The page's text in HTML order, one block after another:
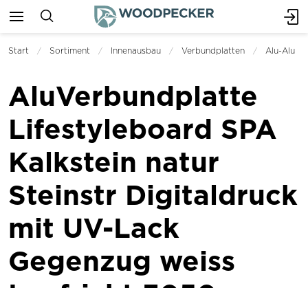
Start Sortiment Innenausbau Verbundplatten Alu-Alu
AluVerbundplatte
Lifestyleboard SPA
Kalkstein natur
Steinstr Digitaldruck
mit UV-Lack
Gegenzug weiss